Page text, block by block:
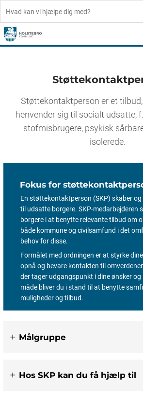
Støttekontaktperson er et
henvender sig til socialt udsatte,
stofmisbrugere, psykisk
isolerede.
Fokus for
En støttekontaktperson (SKP) skaber
til udsatte borgere. SKP-medarbejderen
borgere i at benytte relevante tilbud om
både kommune og civilsamfund i det
behov for disse.
Formålet med ordningen er at styrke
opnå og bevare kontakten til
der tager udgangspunkt i dine ønsker og
måde bliver du i stand til at benytte
muligheder og tilbud.
Målgruppe
Hos SKP kan du få hjælp til